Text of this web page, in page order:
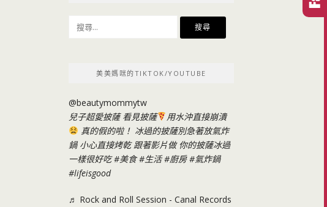
尋
美美媽咪的TIKTOK/YOUTUBE
@beautymommytw
兒子超愛披薩 看見披薩
用水沖直接崩潰
真的假的啦！ 冰過的披薩別急著放氣炸
鍋 小心直接烤乾 跟著影片做 你的披薩冰過
一樣很好吃#美食 #生活 #廚房 #氣炸鍋
#lifeisgood
♬ Rock and Roll Session - Canal Records